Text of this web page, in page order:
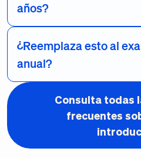
años?
¿Reemplaza esto al
anual?
Consulta todas
frecuentes